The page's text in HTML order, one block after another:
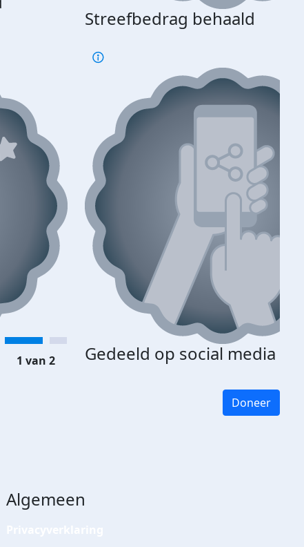
Streefbedrag behaald
Gedeeld op social media
1 van 2
Doneer
Algemeen